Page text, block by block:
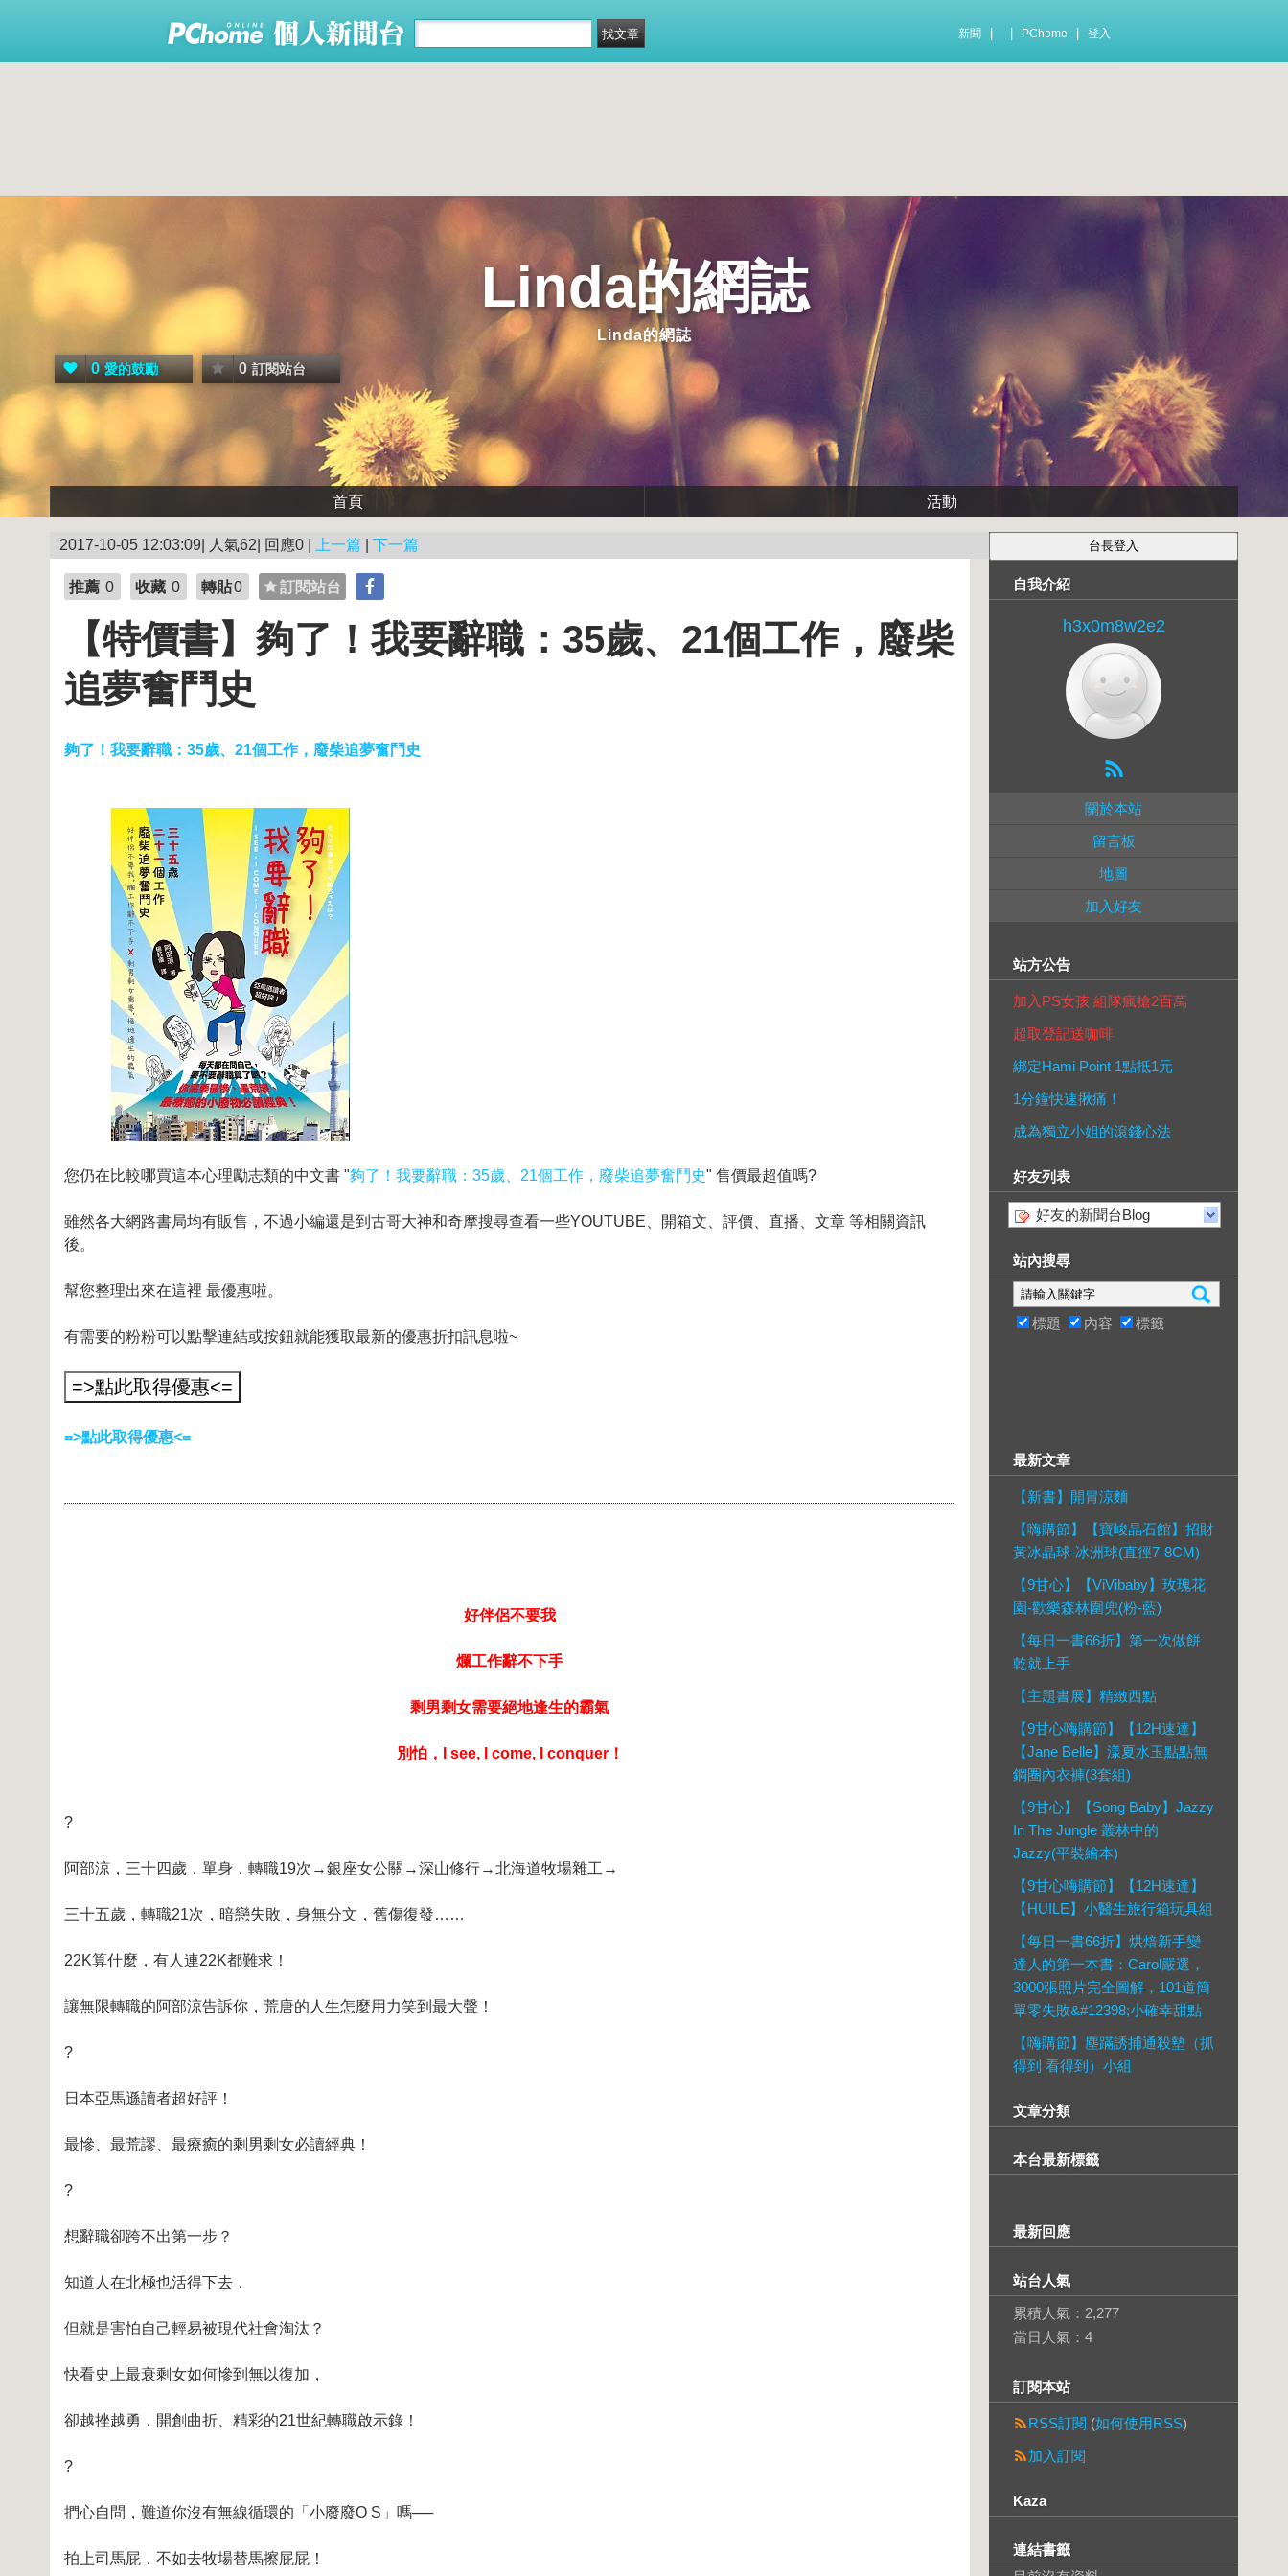
新聞 PChome 登入
Linda的網誌
Linda的網誌
0 愛的鼓勵 0 訂閱站台
首頁 活動
2017-10-05 12:03:09| 人氣62| 回應0 | 上一篇 下一篇
推薦 0 收藏 0 轉貼0 訂閱站台
【特價書】夠了！我要辭職：35歲、21個工作，廢柴
追夢奮鬥史
夠了！我要辭職：35歲、21個工作，廢柴追夢奮鬥史
您仍在比較哪買這本心理勵志類的中文書 "夠了！我要辭職：35歲、21個工作，廢柴追夢奮鬥史" 售價最超值嗎?
雖然各大網路書局均有販售，不過小編還是到古哥大神和奇摩搜尋查看一些YOUTUBE、開箱文、評價、直播、文章 等相關資訊
後。
幫您整理出來在這裡 最優惠啦。
有需要的粉粉可以點擊連結或按鈕就能獲取最新的優惠折扣訊息啦~
=>點此取得優惠<=
好伴侶不要我
爛工作辭不下手
剩男剩女需要絕地逢生的霸氣
別怕，I see, I come, I conquer！
?
阿部涼，三十四歲，單身，轉職19次→銀座女公關→深山修行→北海道牧場雜工→
三十五歲，轉職21次，暗戀失敗，身無分文，舊傷復發……
22K算什麼，有人連22K都難求！
讓無限轉職的阿部涼告訴你，荒唐的人生怎麼用力笑到最大聲！
?
日本亞馬遜讀者超好評！
最慘、最荒謬、最療癒的剩男剩女必讀經典！
?
想辭職卻跨不出第一步？
知道人在北極也活得下去，
但就是害怕自己輕易被現代社會淘汰？
快看史上最衰剩女如何慘到無以復加，
卻越挫越勇，開創曲折、精彩的21世紀轉職啟示錄！
?
捫心自問，難道你沒有無線循環的「小廢廢O S」嗎──
拍上司馬屁，不如去牧場替馬擦屁屁！
自我介紹
h3x0m8w2e2
關於本站
留言板
地圖
加入好友
站方公告
加入PS女孩 組隊瘋搶2百萬
超取登記送咖啡
綁定Hami Point 1點抵1元
1分鐘快速揪痛！
成為獨立小姐的滾錢心法
好友列表
好友的新聞台Blog
站內搜尋
標題 內容 標籤
最新文章
【新書】開胃涼麵
【嗨購節】【寶峻晶石館】招財
黃冰晶球-冰洲球(直徑7-8CM)
【9甘心】【ViVibaby】玫瑰花
園-歡樂森林圍兜(粉-藍)
【每日一書66折】第一次做餅
乾就上手
【主題書展】精緻西點
【9甘心嗨購節】【12H速達】
【Jane Belle】漾夏水玉點點無
鋼圈內衣褲(3套組)
【9甘心】【Song Baby】Jazzy
In The Jungle 叢林中的
Jazzy(平裝繪本)
【9甘心嗨購節】【12H速達】
【HUILE】小醫生旅行箱玩具組
【每日一書66折】烘焙新手變
達人的第一本書：Carol嚴選，
3000張照片完全圖解，101道簡
單零失敗&#12398;小確幸甜點
【嗨購節】塵蹣誘捕通殺墊（抓
得到 看得到）小組
文章分類
本台最新標籤
最新回應
站台人氣
累積人氣： 2,277
當日人氣： 4
訂閱本站
RSS訂閱 (如何使用RSS)
加入訂閱
Kaza
連結書籤